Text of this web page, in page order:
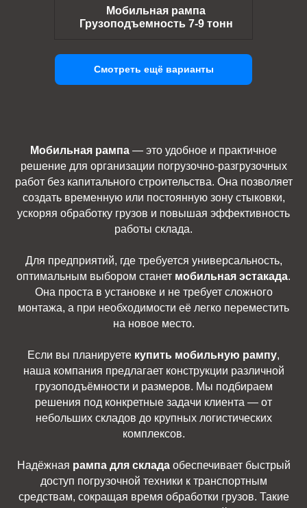
Мобильная рампа
Грузоподъемность 7-9 тонн
Смотреть ещё варианты
Мобильная рампа — это удобное и практичное
решение для организации погрузочно-разгрузочных
работ без капитального строительства. Она позволяет
создать временную или постоянную зону стыковки,
ускоряя обработку грузов и повышая эффективность
работы склада.
Для предприятий, где требуется универсальность,
оптимальным выбором станет мобильная эстакада.
Она проста в установке и не требует сложного
монтажа, а при необходимости её легко переместить
на новое место.
Если вы планируете купить мобильную рампу,
наша компания предлагает конструкции различной
грузоподъёмности и размеров. Мы подбираем
решения под конкретные задачи клиента — от
небольших складов до крупных логистических
комплексов.
Надёжная рампа для складаобеспечивает быстрый
доступ погрузочной техники к транспортным
средствам, сокращая время обработки грузов. Такие